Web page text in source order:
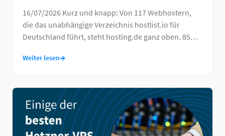
hostlist.io
16/07/2026 Kurz und knapp: Von 117 Webhostern,
die das unabhängige Verzeichnis hostlist.io für
Deutschland führt, steht hosting.de ganz oben. 85
Weiter lesen→